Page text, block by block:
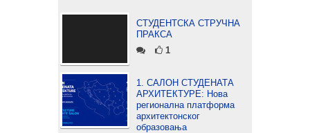
СТУДЕНТСКА СТРУЧНА
ПРАКСА
1
1. САЛОН СТУДЕНАТА
АРХИТЕКТУРЕ: Нова
регионална платформа
архитектонског
образовања